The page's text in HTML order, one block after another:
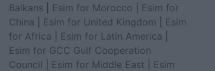
Balkans
Esim for Morocco
Esim for
China
Esim for United Kingdom
Esim
for Africa
Esim for Latin America
Esim for GCC Gulf Cooperation
Council
Esim for Middle East
Esim